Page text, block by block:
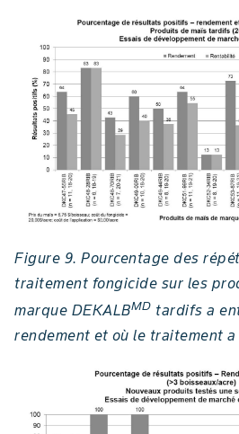
Figure 9. Pourcentage des
traitement fongicide sur les
marque DEKALBMD tardifs a
rendement et où le traitement